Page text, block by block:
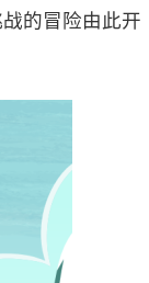
的冒险由此开